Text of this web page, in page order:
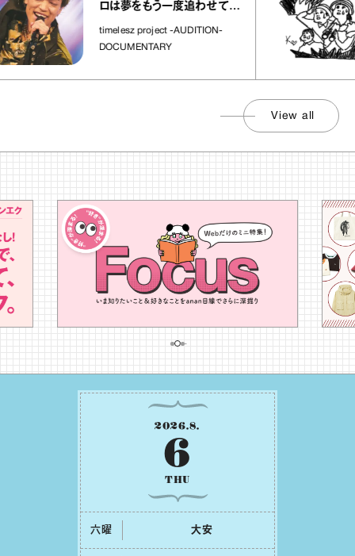
ロは夢をもう一度追わせてく
れた場所」
timelesz project -AUDITION-
DOCUMENTARY
View all
2026.8.
6
THU
六曜 ⼤安